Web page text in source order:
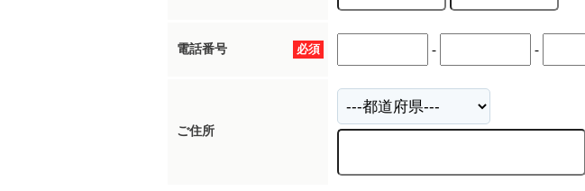
必須
電話番号 - -
ご住所